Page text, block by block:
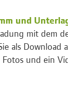
und
mit dem
als Download
Fotos und ein